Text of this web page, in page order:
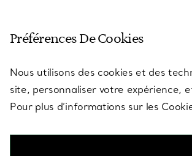
Préférences De Cookies
Nous utilisons des cookies et des
site, personnaliser votre expérience,
Pour plus d’informations sur les